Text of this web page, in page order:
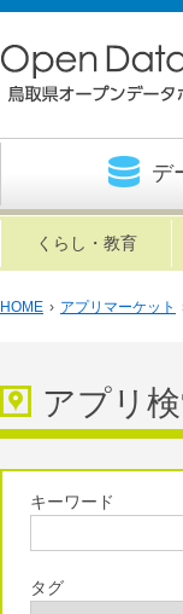
デ
くらし・教育
HOME › アプリマーケット
アプリ
キーワード
タグ